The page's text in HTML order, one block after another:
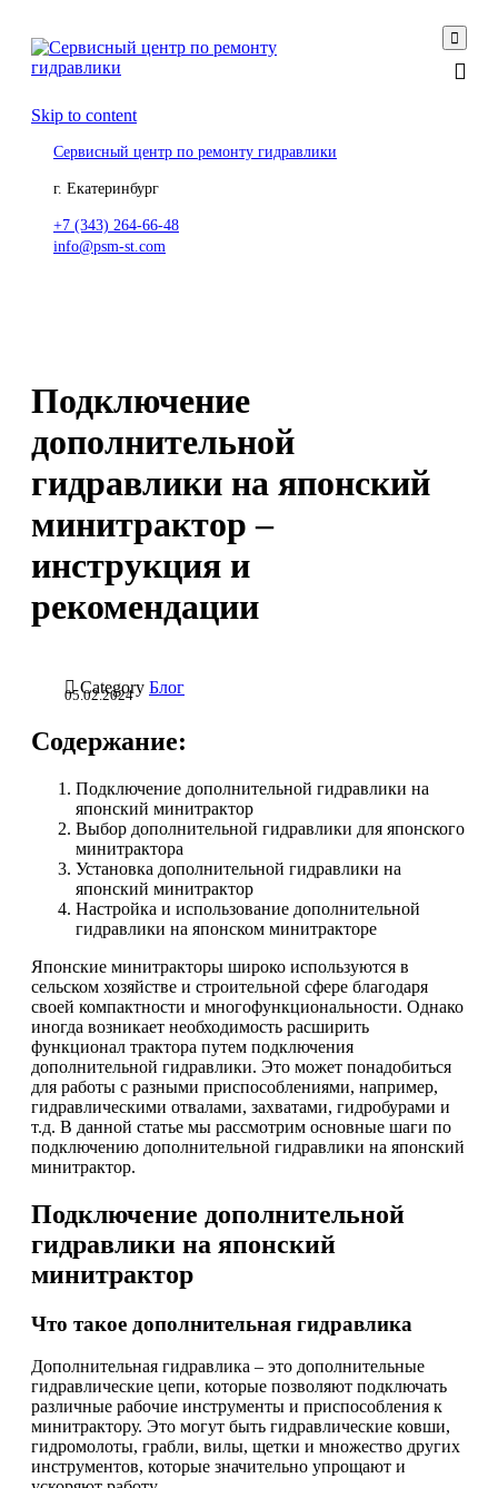

Skip to content
Сервисный центр по ремонту гидравлики
г. Екатеринбург
+7 (343) 264-66-48
info@psm-st.com
Подключение
дополнительной
гидравлики на японский
минитрактор –
инструкция и
рекомендации
 Category Блог
05.02.2024
Содержание:
Подключение дополнительной гидравлики на
японский минитрактор
Выбор дополнительной гидравлики для японского
минитрактора
Установка дополнительной гидравлики на
японский минитрактор
Настройка и использование дополнительной
гидравлики на японском минитракторе
Японские минитракторы широко используются в
сельском хозяйстве и строительной сфере благодаря
своей компактности и многофункциональности. Однако
иногда возникает необходимость расширить
функционал трактора путем подключения
дополнительной гидравлики. Это может понадобиться
для работы с разными приспособлениями, например,
гидравлическими отвалами, захватами, гидробурами и
т.д. В данной статье мы рассмотрим основные шаги по
подключению дополнительной гидравлики на японский
минитрактор.
Подключение дополнительной
гидравлики на японский
минитрактор
Что такое дополнительная гидравлика
Дополнительная гидравлика – это дополнительные
гидравлические цепи, которые позволяют подключать
различные рабочие инструменты и приспособления к
минитрактору. Это могут быть гидравлические ковши,
гидромолоты, грабли, вилы, щетки и множество других
инструментов, которые значительно упрощают и